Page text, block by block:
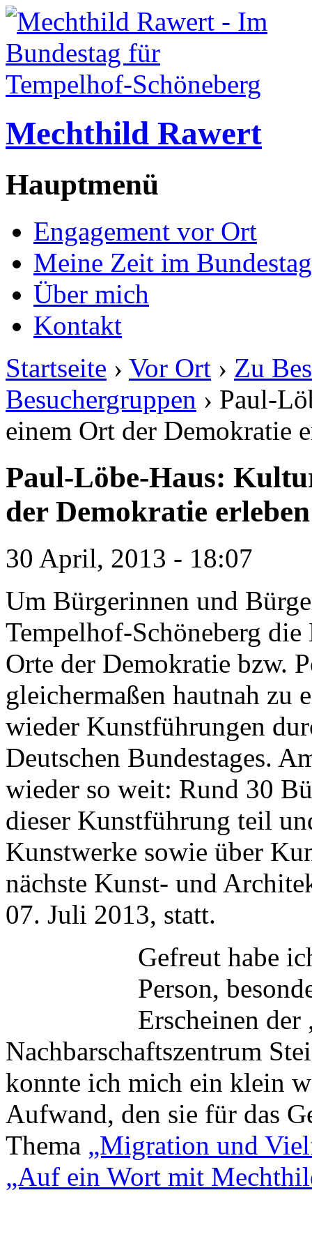
Mechthild Rawert
Hauptmenü
Engagement vor Ort
Meine Zeit im Bundestag
Über mich
Kontakt
Startseite › Vor Ort › Zu
Besuchergruppen › Paul-
einem Ort der Demokratie
Paul-Löbe-Haus:
der Demokratie erleben
30 April, 2013 - 18:07
Um Bürgerinnen und
Tempelhof-Schöneberg
Orte der Demokratie bzw.
gleichermaßen hautnah zu
wieder Kunstführungen
Deutschen Bundestages.
wieder so weit: Rund 30
dieser Kunstführung teil
Kunstwerke sowie über
nächste Kunst- und
07. Juli 2013, statt.
Gefreut habe
Person,
Erscheinen der
Nachbarschaftszentrum
konnte ich mich ein klein
Aufwand, den sie für das
Thema „Migration und
„Auf ein Wort mit